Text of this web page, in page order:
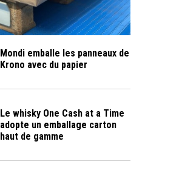
Mondi emballe les panneaux de
Krono avec du papier
Le whisky One Cash at a Time
adopte un emballage carton
haut de gamme